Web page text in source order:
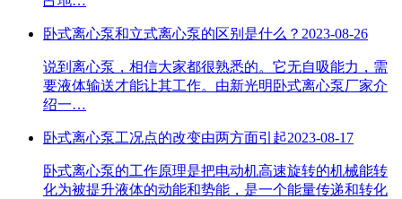
卧式离心泵和立式离心泵的区别是什么？ 2023-08-26
说到离心泵，相信大家都很熟悉的。它无自吸能力，需
要液体输送才能让其工作。由新光明卧式离心泵厂家介
绍一…
卧式离心泵工况点的改变由两方面引起2023-08-17
卧式离心泵的工作原理是把电动机高速旋转的机械能转
化为被提升液体的动能和势能，是一个能量传递和转化